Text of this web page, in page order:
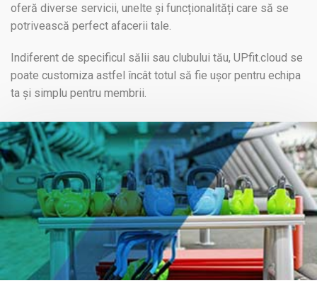
oferă diverse servicii, unelte și funcționalități care să se
potrivească perfect afacerii tale.
Indiferent de specificul sălii sau clubului tău, UPfit.cloud se
poate customiza astfel încât totul să fie ușor pentru echipa
ta și simplu pentru membrii.